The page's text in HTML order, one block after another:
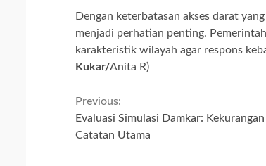
Dengan keterbatasan akses darat
menjadi perhatian penting.
karakteristik wilayah agar respons
Kukar/Anita R)
Continue
Reading
Previous:
Evaluasi Simulasi Damkar:
Catatan Utama